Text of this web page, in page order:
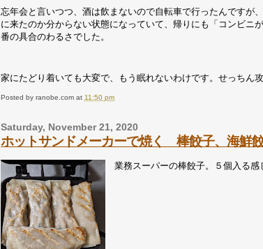
忘年会と言いつつ、酒は飲まないので自転車で行ったんですが
に来たのか分からない状態になっていて、帰りにも「コンビ
番の具合のわるさでした。
家にたどり着いても大変で、もう眠れないわけです。せっちん
Posted byranobe.com at 11:50 pm
Saturday, November 21, 2020
ホットサンドメーカーで焼く 棒餃子、海鮮
業務スーパーの棒餃子。５個入る感